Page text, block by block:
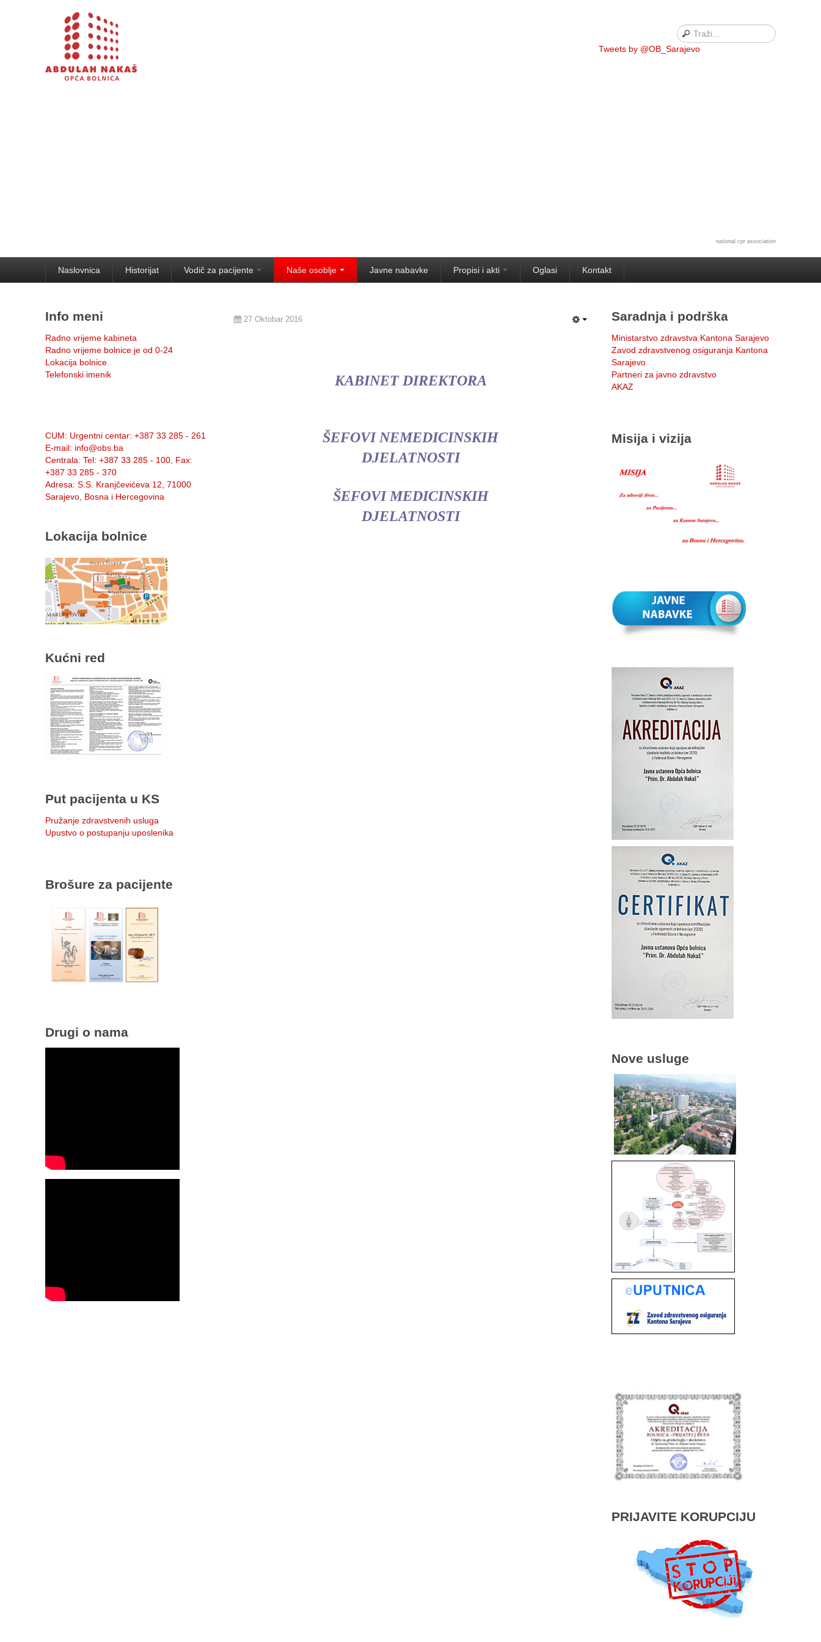
Tweets by @OB_Sarajevo
national cpr association
Naslovnica Historijat Vodič za pacijente Naše osoblje Javne nabavke Propisi i akti Oglasi Kontakt
27 Oktobar 2016
KABINET DIREKTORA
ŠEFOVI NEMEDICINSKIH
DJELATNOSTI
ŠEFOVI MEDICINSKIH
DJELATNOSTI
Info meni
Radno vrijeme kabineta
Radno vrijeme bolnice je od 0-24
Lokacija bolnice
Telefonski imenik
CUM: Urgentni centar: +387 33 285 - 261
E-mail: info@obs.ba
Centrala: Tel: +387 33 285 - 100, Fax:
+387 33 285 - 370
Adresa: S.S. Kranjčevićeva 12, 71000
Sarajevo, Bosna i Hercegovina
Lokacija bolnice
Kućni red
Put pacijenta u KS
Pružanje zdravstvenih usluga
Upustvo o postupanju uposlenika
Brošure za pacijente
Drugi o nama
Saradnja i podrška
Ministarstvo zdravstva Kantona Sarajevo
Zavod zdravstvenog osiguranja Kantona
Sarajevo
Partneri za javno zdravstvo
AKAZ
Misija i vizija
Nove usluge
PRIJAVITE KORUPCIJU